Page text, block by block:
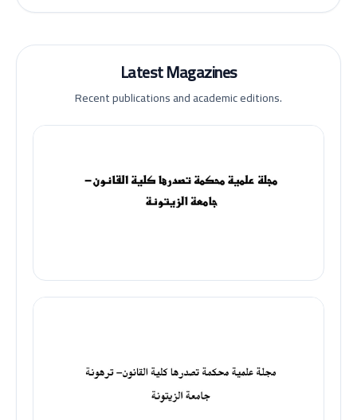
Latest Magazines
Recent publications and academic editions.